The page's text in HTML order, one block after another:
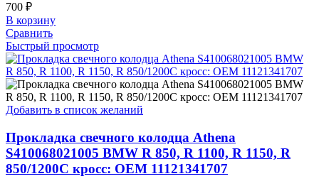
700 ₽
В корзину
Сравнить
Быстрый просмотр
Добавить в список желаний
Прокладка свечного колодца Athena
S410068021005 BMW R 850, R 1100, R 1150, R
850/1200C кросс: OEM 11121341707